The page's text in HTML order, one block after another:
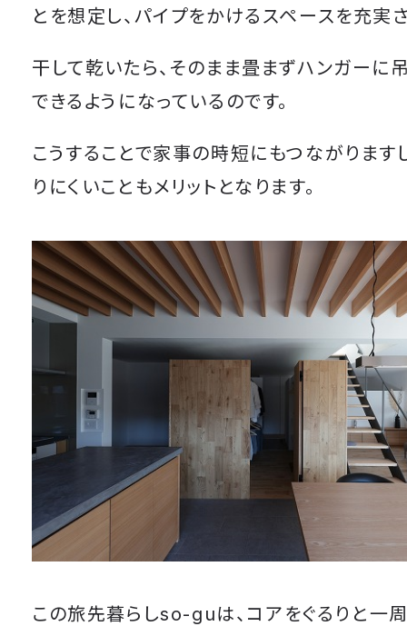
とを想定し、パイプをかけるスペースを充実
干して乾いたら、そのまま畳まずハンガーに
できるようになっているのです。
こうすることで家事の時短にもつながります
りにくいこともメリットとなります。
この旅先暮らしso-guは、コアをぐるりと一